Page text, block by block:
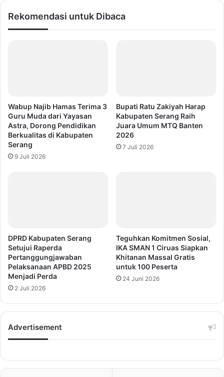
Rekomendasi untuk Dibaca
Wabup Najib Hamas Terima 3
Guru Muda dari Yayasan
Astra, Dorong Pendidikan
Berkualitas di Kabupaten
Serang
9 Juli 2026
Bupati Ratu Zakiyah Harap
Kabupaten Serang Raih
Juara Umum MTQ Banten
2026
7 Juli 2026
DPRD Kabupaten Serang
Setujui Raperda
Pertanggungjawaban
Pelaksanaan APBD 2025
Menjadi Perda
2 Juli 2026
Teguhkan Komitmen Sosial,
IKA SMAN 1 Ciruas Siapkan
Khitanan Massal Gratis
untuk 100 Peserta
24 Juni 2026
Advertisement